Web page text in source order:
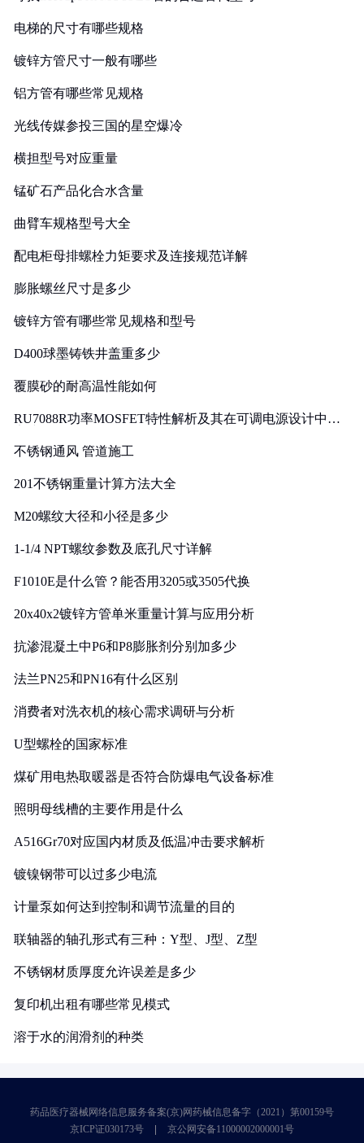
电梯的尺寸有哪些规格
镀锌方管尺寸一般有哪些
铝方管有哪些常见规格
光线传媒参投三国的星空爆冷
横担型号对应重量
锰矿石产品化合水含量
曲臂车规格型号大全
配电柜母排螺栓力矩要求及连接规范详解
膨胀螺丝尺寸是多少
镀锌方管有哪些常见规格和型号
D400球墨铸铁井盖重多少
覆膜砂的耐高温性能如何
RU7088R功率MOSFET特性解析及其在可调电源设计中的
不锈钢通风 管道施工
201不锈钢重量计算方法大全
M20螺纹大径和小径是多少
1-1/4 NPT螺纹参数及底孔尺寸详解
F1010E是什么管？能否用3205或3505代换
20x40x2镀锌方管单米重量计算与应用分析
抗渗混凝土中P6和P8膨胀剂分别加多少
法兰PN25和PN16有什么区别
消费者对洗衣机的核心需求调研与分析
U型螺栓的国家标准
煤矿用电热取暖器是否符合防爆电气设备标准
照明母线槽的主要作用是什么
A516Gr70对应国内材质及低温冲击要求解析
镀镍钢带可以过多少电流
计量泵如何达到控制和调节流量的目的
联轴器的轴孔形式有三种：Y型、J型、Z型
不锈钢材质厚度允许误差是多少
复印机出租有哪些常见模式
溶于水的润滑剂的种类
药品医疗器械网络信息服务备案(京)网药械信息备字（2021）第00159号
京ICP证030173号
京公网安备11000002000001号